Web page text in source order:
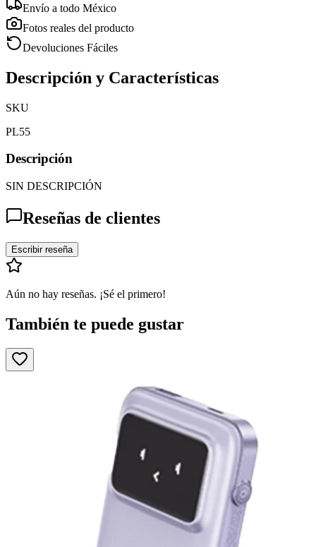
Envío a todo México
Fotos reales del producto
Devoluciones Fáciles
Descripción y Características
SKU
PL55
Descripción
SIN DESCRIPCIÓN
Reseñas de clientes
Escribir reseña
Aún no hay reseñas. ¡Sé el primero!
También te puede gustar